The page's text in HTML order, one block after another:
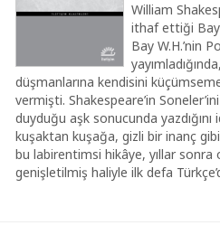
William
ithaf ettiği Bay
Bay W.H.’nin
düşmanlarına kendisini
vermişti. Shakespeare’in
duyduğu aşk sonucunda
kuşaktan kuşağa, gizli bir inanç
bu labirentimsi hikâye, yıllar sonra
genişletilmiş haliyle ilk defa